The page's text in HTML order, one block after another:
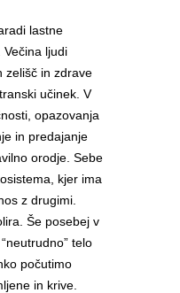
lastne
ljudi
zelišč in zdrave
učinek. V
opazovanja
in predajanje
orodje. Sebe
kjer ima
z drugimi.
Še posebej v
telo
počutimo
in krive.